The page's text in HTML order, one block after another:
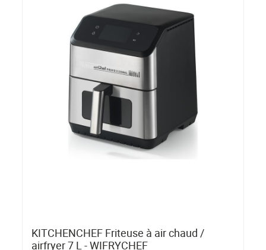
KITCHENCHEF Friteuse à air chaud /
airfryer 7 L - WIFRYCHEF